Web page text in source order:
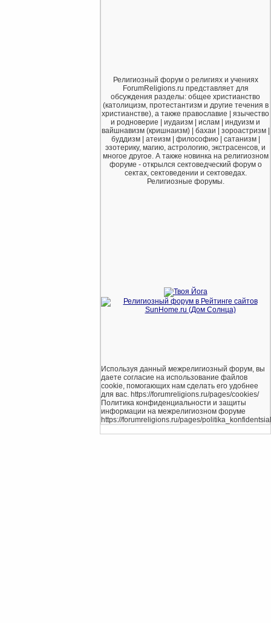
Религиозный форум о религиях и учениях
ForumReligions.ru представляет для
обсуждения разделы: общее христианство
(католицизм, протестантизм и другие течения в
христианстве), а также православие | язычество
и родноверие | иудаизм | ислам | индуизм и
вайшнавизм (кришнаизм) | бахаи | зороастризм |
буддизм | атеизм | философию | сатанизм |
эзотерику, магию, астрологию, экстрасенсов, и
многое другое. А также новинка на религиозном
форуме - открылся сектоведческий форум о
сектах, сектоведении и сектоведах.
Религиозные форумы.
Используя данный межрелигиозный форум, вы
даете согласие на использование файлов
cookie, помогающих нам сделать его удобнее
для вас. https://forumreligions.ru/pages/cookies/
Политика конфиденциальности и защиты
информации на межрелигиозном форуме
https://forumreligions.ru/pages/